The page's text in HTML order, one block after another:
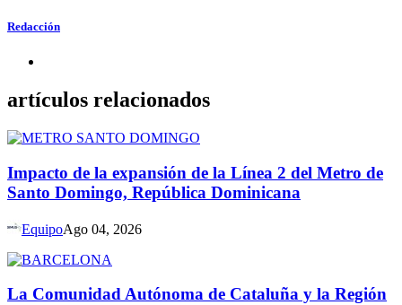
Redacción
artículos relacionados
Impacto de la expansión de la Línea 2 del Metro de
Santo Domingo, República Dominicana
EquipoAgo 04, 2026
La Comunidad Autónoma de Cataluña y la Región